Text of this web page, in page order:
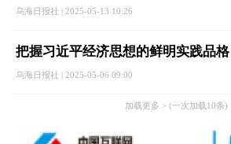
乌海日报社 | 2025-05-13 10:26
把握习近平经济思想的鲜明实践品格
乌海日报社 | 2025-05-06 09:00
加载更多 > (一次加载10条)